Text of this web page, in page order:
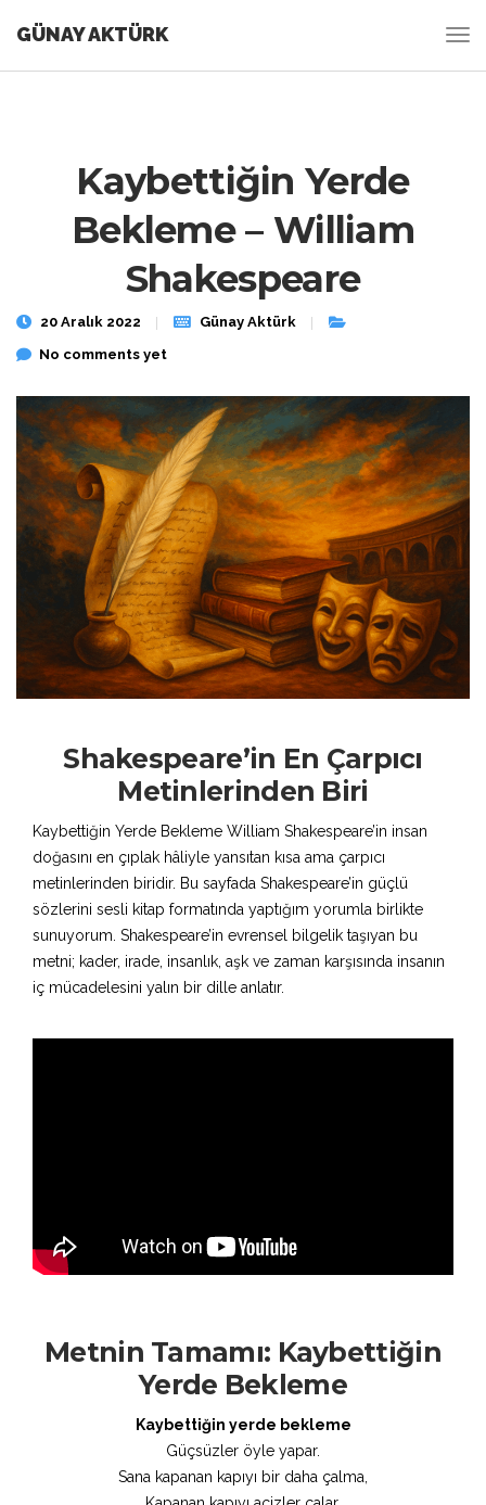
GÜNAY AKTÜRK
Kaybettiğin Yerde
Bekleme – William
Shakespeare
20 Aralık 2022
Günay Aktürk
No comments yet
Shakespeare’in En Çarpıcı
Metinlerinden Biri
Kaybettiğin Yerde Bekleme William Shakespeare’in insan
doğasını en çıplak hâliyle yansıtan kısa ama çarpıcı
metinlerinden biridir. Bu sayfada Shakespeare’in güçlü
sözlerini sesli kitap formatında yaptığım yorumla birlikte
sunuyorum. Shakespeare’in evrensel bilgelik taşıyan bu
metni; kader, irade, insanlık, aşk ve zaman karşısında insanın
iç mücadelesini yalın bir dille anlatır.
Metnin Tamamı: Kaybettiğin
Yerde Bekleme
Kaybettiğin yerde bekleme
Güçsüzler öyle yapar.
Sana kapanan kapıyı bir daha çalma,